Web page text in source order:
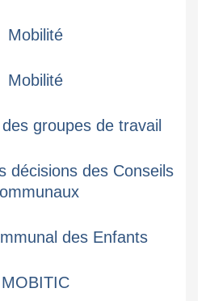
Mobilité
Mobilité
groupes de travail
décisions des Conseils
des Enfants
MOBITIC